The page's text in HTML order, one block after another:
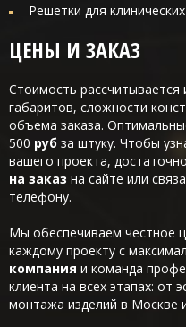
Решетки для
ЦЕНЫ И ЗАКАЗ
Стоимость рассчитывается
габаритов, сложности
объема заказа.
500 руб за штуку. Чтобы
вашего проекта,
на заказ на сайте или
телефону.
Мы обеспечиваем честное
каждому проекту с
компания и команда
клиента на всех этапах: от
монтажа изделий в Москве